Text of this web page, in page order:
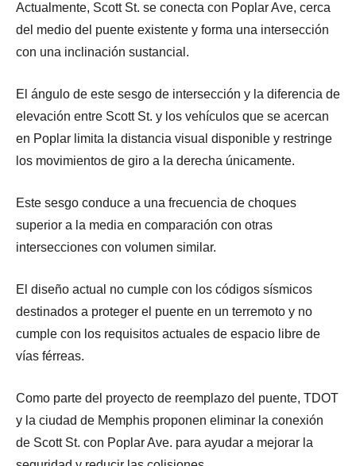
Actualmente, Scott St. se conecta con Poplar Ave, cerca
del medio del puente existente y forma una intersección
con una inclinación sustancial.
El ángulo de este sesgo de intersección y la diferencia de
elevación entre Scott St. y los vehículos que se acercan
en Poplar limita la distancia visual disponible y restringe
los movimientos de giro a la derecha únicamente.
Este sesgo conduce a una frecuencia de choques
superior a la media en comparación con otras
intersecciones con volumen similar.
El diseño actual no cumple con los códigos sísmicos
destinados a proteger el puente en un terremoto y no
cumple con los requisitos actuales de espacio libre de
vías férreas.
Como parte del proyecto de reemplazo del puente, TDOT
y la ciudad de Memphis proponen eliminar la conexión
de Scott St. con Poplar Ave. para ayudar a mejorar la